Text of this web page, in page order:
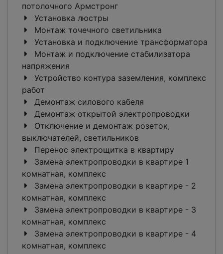
потолочного Армстронг
Установка люстры
Монтаж точечного светильника
Установка и подключение трансформатора
Монтаж и подключение стабилизатора
напряжения
Устройство контура заземления, комплекс
работ
Демонтаж силового кабеля
Демонтаж открытой электропроводки
Отключение и демонтаж розеток,
выключателей, светильников
Перенос электрощитка в квартиру
Замена электропроводки в квартире 1
комнатная, комплекс
Замена электропроводки в квартире - 2
комнатная, комплекс
Замена электропроводки в квартире - 3
комнатная, комплекс
Замена электропроводки в квартире - 4
комнатная, комплекс